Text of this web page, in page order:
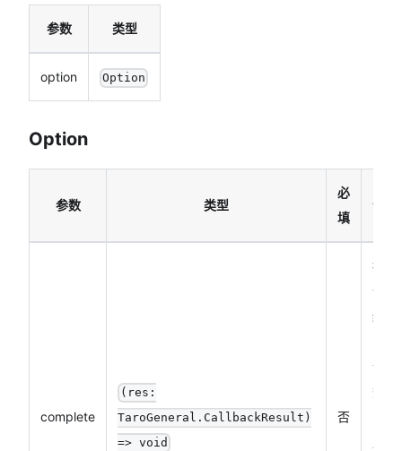
参数 类型
option Option
Option
参数 类型
必
填
说明
complete
(res:
TaroGeneral.CallbackResult)
=> void
否
接口
调用
结束
调函
数